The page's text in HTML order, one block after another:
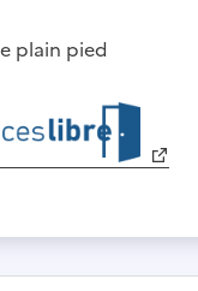
plain pied